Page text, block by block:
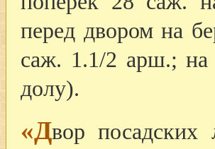
перед двором на
саж. 1.1/2 арш.; на
долу).
«Двор